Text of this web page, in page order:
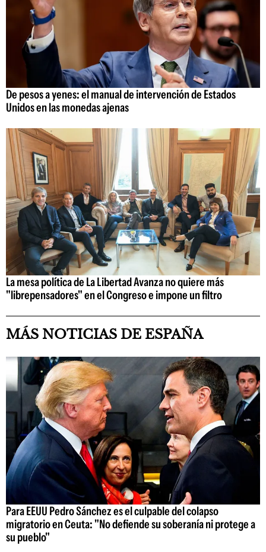
De pesos a yenes: el manual de intervención de Estados
Unidos en las monedas ajenas
La mesa política de La Libertad Avanza no quiere más
"librepensadores" en el Congreso e impone un filtro
MÁS NOTICIAS DE ESPAÑA
Para EEUU Pedro Sánchez es el culpable del colapso
migratorio en Ceuta: "No defiende su soberanía ni protege a
su pueblo"